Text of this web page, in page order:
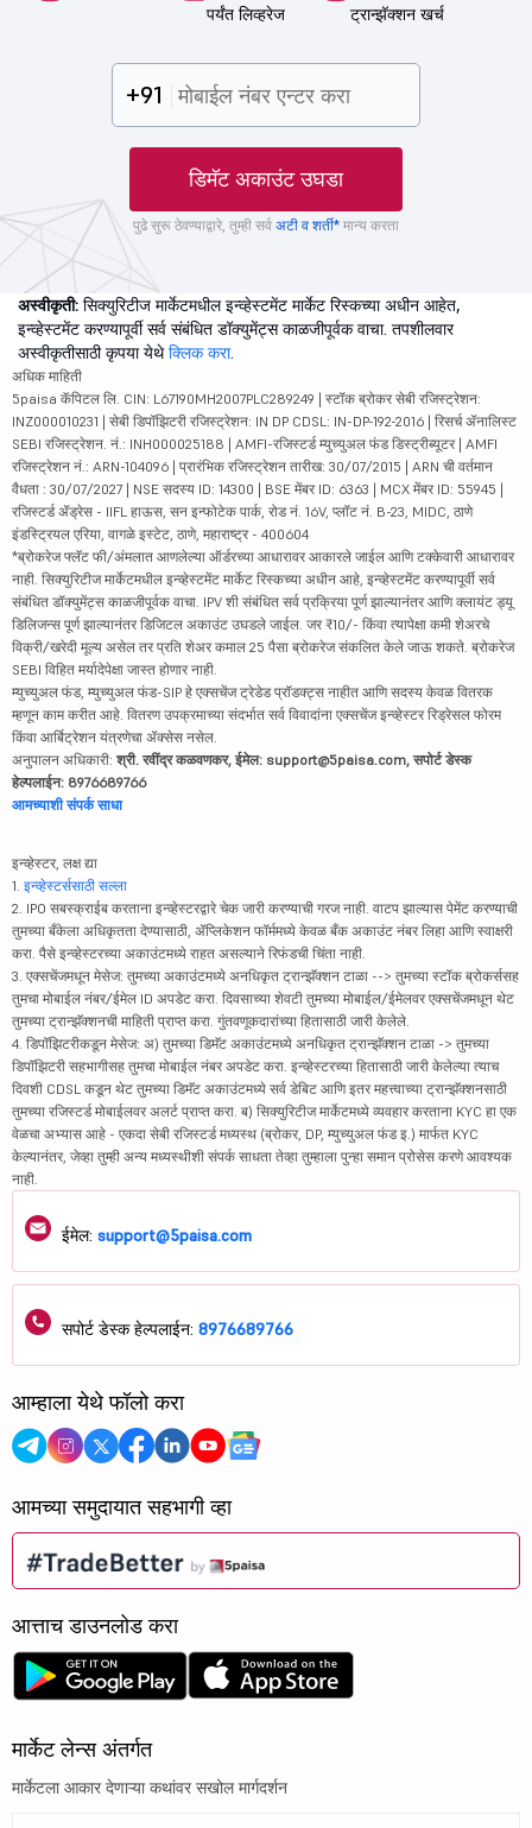
पर्यंत लिव्हरेज
ट्रान्झॅक्शन खर्च
+91
डिमॅट अकाउंट उघडा
पुढे सुरू ठेवण्याद्वारे, तुम्ही सर्व अटी व शर्ती* मान्य करता
अस्वीकृती: सिक्युरिटीज मार्केटमधील इन्व्हेस्टमेंट मार्केट रिस्कच्या अधीन आहेत,
इन्व्हेस्टमेंट करण्यापूर्वी सर्व संबंधित डॉक्युमेंट्स काळजीपूर्वक वाचा. तपशीलवार
अस्वीकृतीसाठी कृपया येथेक्लिक करा.
अधिक माहिती
5paisa कॅपिटल लि. CIN: L67190MH2007PLC289249 | स्टॉक ब्रोकर सेबी रजिस्ट्रेशन:
INZ000010231 | सेबी डिपॉझिटरी रजिस्ट्रेशन: IN DP CDSL: IN-DP-192-2016 | रिसर्च ॲनालिस्ट
SEBI रजिस्ट्रेशन. नं.: INH000025188 | AMFI-रजिस्टर्ड म्युच्युअल फंड डिस्ट्रीब्यूटर | AMFI
रजिस्ट्रेशन नं.: ARN-104096 | प्रारंभिक रजिस्ट्रेशन तारीख: 30/07/2015 | ARN ची वर्तमान
वैधता : 30/07/2027 | NSE सदस्य ID: 14300 | BSE मेंबर ID: 6363 | MCX मेंबर ID: 55945 |
रजिस्टर्ड ॲड्रेस - IIFL हाऊस, सन इन्फोटेक पार्क, रोड नं. 16V, प्लॉट नं. B-23, MIDC, ठाणे
इंडस्ट्रियल एरिया, वागळे इस्टेट, ठाणे, महाराष्ट्र - 400604
*ब्रोकरेज फ्लॅट फी/अंमलात आणलेल्या ऑर्डरच्या आधारावर आकारले जाईल आणि टक्केवारी आधारावर
नाही. सिक्युरिटीज मार्केटमधील इन्व्हेस्टमेंट मार्केट रिस्कच्या अधीन आहे, इन्व्हेस्टमेंट करण्यापूर्वी सर्व
संबंधित डॉक्युमेंट्स काळजीपूर्वक वाचा. IPV शी संबंधित सर्व प्रक्रिया पूर्ण झाल्यानंतर आणि क्लायंट ड्यू
डिलिजन्स पूर्ण झाल्यानंतर डिजिटल अकाउंट उघडले जाईल. जर ₹10/- किंवा त्यापेक्षा कमी शेअरचे
विक्री/खरेदी मूल्य असेल तर प्रति शेअर कमाल 25 पैसा ब्रोकरेज संकलित केले जाऊ शकते. ब्रोकरेज
SEBI विहित मर्यादेपेक्षा जास्त होणार नाही.
म्युच्युअल फंड, म्युच्युअल फंड-SIP हे एक्सचेंज ट्रेडेड प्रॉडक्ट्स नाहीत आणि सदस्य केवळ वितरक
म्हणून काम करीत आहे. वितरण उपक्रमाच्या संदर्भात सर्व विवादांना एक्सचेंज इन्व्हेस्टर रिड्रेसल फोरम
किंवा आर्बिट्रेशन यंत्रणेचा ॲक्सेस नसेल.
अनुपालन अधिकारी: श्री. रवींद्र कळवणकर, ईमेल: support@5paisa.com, सपोर्ट डेस्क
हेल्पलाईन: 8976689766
आमच्याशी संपर्क साधा
इन्व्हेस्टर, लक्ष द्या
1. इन्व्हेस्टर्ससाठी सल्ला
2. IPO सबस्क्राईब करताना इन्व्हेस्टरद्वारे चेक जारी करण्याची गरज नाही. वाटप झाल्यास पेमेंट करण्याची
तुमच्या बँकेला अधिकृतता देण्यासाठी, ॲप्लिकेशन फॉर्ममध्ये केवळ बँक अकाउंट नंबर लिहा आणि स्वाक्षरी
करा. पैसे इन्व्हेस्टरच्या अकाउंटमध्ये राहत असल्याने रिफंडची चिंता नाही.
3. एक्सचेंजमधून मेसेज: तुमच्या अकाउंटमध्ये अनधिकृत ट्रान्झॅक्शन टाळा --> तुमच्या स्टॉक ब्रोकर्ससह
तुमचा मोबाईल नंबर/ईमेल ID अपडेट करा. दिवसाच्या शेवटी तुमच्या मोबाईल/ईमेलवर एक्सचेंजमधून थेट
तुमच्या ट्रान्झॅक्शनची माहिती प्राप्त करा. गुंतवणूकदारांच्या हितासाठी जारी केलेले.
4. डिपॉझिटरीकडून मेसेज: अ) तुमच्या डिमॅट अकाउंटमध्ये अनधिकृत ट्रान्झॅक्शन टाळा -> तुमच्या
डिपॉझिटरी सहभागीसह तुमचा मोबाईल नंबर अपडेट करा. इन्व्हेस्टरच्या हितासाठी जारी केलेल्या त्याच
दिवशी CDSL कडून थेट तुमच्या डिमॅट अकाउंटमध्ये सर्व डेबिट आणि इतर महत्त्वाच्या ट्रान्झॅक्शनसाठी
तुमच्या रजिस्टर्ड मोबाईलवर अलर्ट प्राप्त करा. ब) सिक्युरिटीज मार्केटमध्ये व्यवहार करताना KYC हा एक
वेळचा अभ्यास आहे - एकदा सेबी रजिस्टर्ड मध्यस्थ (ब्रोकर, DP, म्युच्युअल फंड इ.) मार्फत KYC
केल्यानंतर, जेव्हा तुम्ही अन्य मध्यस्थीशी संपर्क साधता तेव्हा तुम्हाला पुन्हा समान प्रोसेस करणे आवश्यक
नाही.
ईमेल: support@5paisa.com
सपोर्ट डेस्क हेल्पलाईन: 8976689766
आम्हाला येथे फॉलो करा
आमच्या समुदायात सहभागी व्हा
आत्ताच डाउनलोड करा
मार्केट लेन्स अंतर्गत
मार्केटला आकार देणाऱ्या कथांवर सखोल मार्गदर्शन